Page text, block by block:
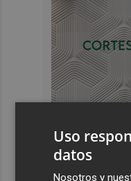
Uso
datos
Nosotros y